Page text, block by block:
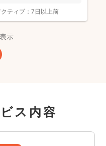
ティブ： 7日以上前
示
ス内容